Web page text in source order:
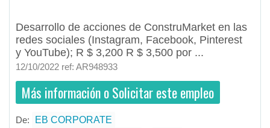
Desarrollo de acciones de ConstruMarket en las
redes sociales (Instagram, Facebook, Pinterest
y YouTube); R $ 3,200 R $ 3,500 por ...
12/10/2022 ref: AR948933
Más información o Solicitar este empleo
De: EB CORPORATE